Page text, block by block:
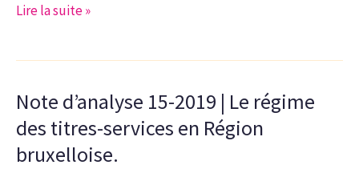
Note
|
Le
régime
des
Lire la suite »
Note d’analyse 15-2019 | Le régime
des titres-services en Région
bruxelloise.